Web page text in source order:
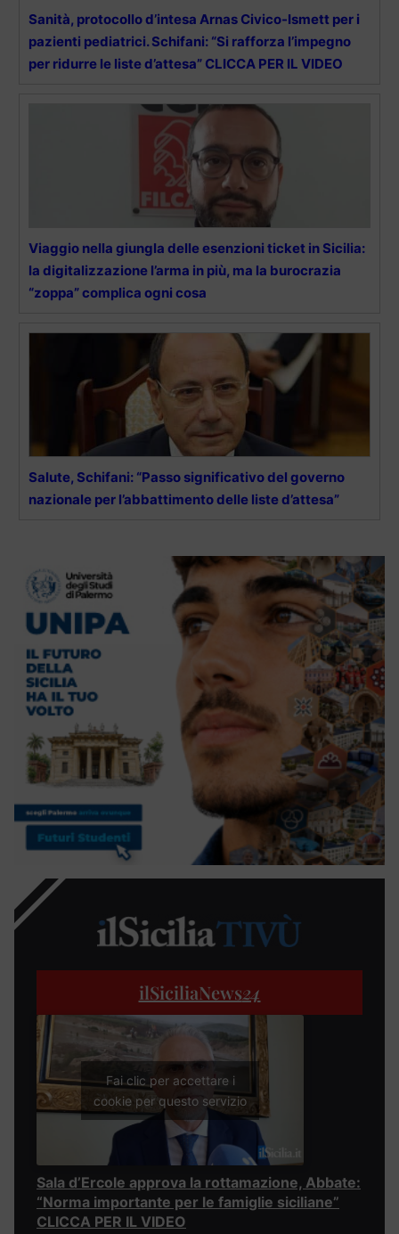
Sanità, protocollo d’intesa Arnas Civico-Ismett per i
pazienti pediatrici. Schifani: “Si rafforza l’impegno
per ridurre le liste d’attesa” CLICCA PER IL VIDEO
Viaggio nella giungla delle esenzioni ticket in Sicilia:
la digitalizzazione l’arma in più, ma la burocrazia
“zoppa” complica ogni cosa
Salute, Schifani: “Passo significativo del governo
nazionale per l’abbattimento delle liste d’attesa”
ilSiciliaNews24
Fai clic per accettare i
cookie per questo servizio
Sala d’Ercole approva la rottamazione, Abbate:
“Norma importante per le famiglie siciliane”
CLICCA PER IL VIDEO